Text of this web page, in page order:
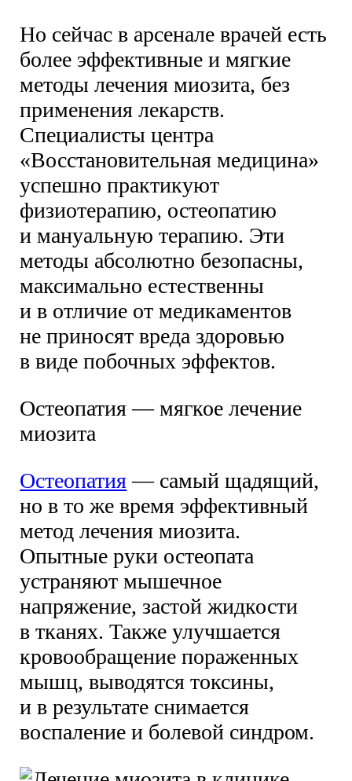
Но сейчас в арсенале врачей есть
более эффективные и мягкие
методы лечения миозита, без
применения лекарств.
Специалисты центра
«Восстановительная медицина»
успешно практикуют
физиотерапию, остеопатию
и мануальную терапию. Эти
методы абсолютно безопасны,
максимально естественны
и в отличие от медикаментов
не приносят вреда здоровью
в виде побочных эффектов.
Остеопатия — мягкое лечение
миозита
Остеопатия— самый щадящий,
но в то же время эффективный
метод лечения миозита.
Опытные руки остеопата
устраняют мышечное
напряжение, застой жидкости
в тканях. Также улучшается
кровообращение пораженных
мышц, выводятся токсины,
и в результате снимается
воспаление и болевой синдром.